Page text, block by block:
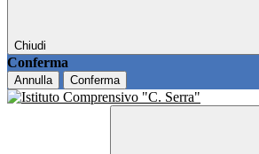
Chiudi
Conferma
Annulla Conferma